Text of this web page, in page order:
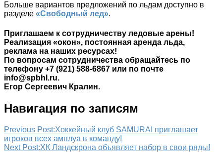
Больше вариантов предложений по льдам доступно в
разделе «Свободный лед».
Приглашаем к сотрудничеству ледовые арены!
Реализация «окон», постоянная аренда льда,
реклама на наших ресурсах!
По вопросам сотрудничества обращайтесь по
телефону +7 (921) 588-6867 или по почте
info@spbhl.ru.
Егор Сергеевич Кралин.
Навигация по записям
Previous Post:Хоккейный клуб SAMURAI приглашает
игроков всех амплуа в команду!
Next Post:ХК Ландскрона объявляет набор в свои ряды!